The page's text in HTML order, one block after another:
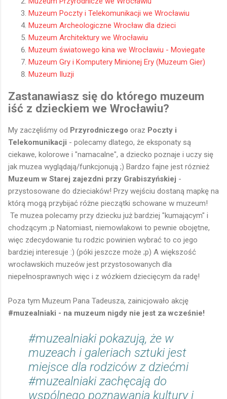
Muzeum Poczty i Telekomunikacji we Wrocławiu
Muzeum Archeologiczne Wrocław dla dzieci
Muzeum Architektury we Wrocławiu
Muzeum światowego kina we Wrocławiu - Moviegate
Muzeum Gry i Komputery Minionej Ery (Muzeum Gier)
Muzeum Iluzji
Zastanawiasz się do którego muzeum
iść z dzieckiem we Wrocławiu?
My zaczęliśmy od Przyrodniczego oraz Poczty i
Telekomunikacji - polecamy dlatego, że eksponaty są
ciekawe, kolorowe i "namacalne", a dziecko poznaje i uczy się
jak muzea wyglądają/funkcjonują ;) Bardzo fajne jest róznież
Muzeum w Starej zajezdni przy Grabiszyńskiej -
przystosowane do dzieciaków! Przy wejściu dostaną mapkę na
którą mogą przybijać różne pieczątki schowane w muzeum!
Te muzea polecamy przy dziecku już bardziej "kumającym" i
chodzącym ;p Natomiast, niemowlakowi to pewnie obojętne,
więc zdecydowanie tu rodzic powinien wybrać to co jego
bardziej interesuje :) (póki jeszcze może ;p) A większość
wrocławskich muzeów jest przystosowanych dla
niepełnosprawnych więc i z wózkiem dziecięcym da radę!
Poza tym Muzeum Pana Tadeusza, zainicjowało akcję
#muzealniaki - na muzeum nigdy nie jest za wcześnie!
#muzealniaki pokazują, że w
muzeach i galeriach sztuki jest
miejsce dla rodziców z dziećmi
#muzealniakizachęcają do
wspólnego poznawania kultury i